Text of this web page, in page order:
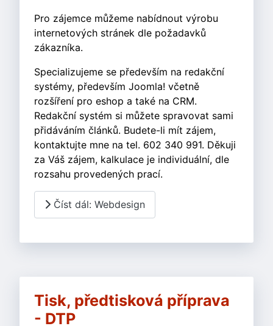
Pro zájemce můžeme nabídnout výrobu
internetových stránek dle požadavků
zákazníka.
Specializujeme se především na redakční
systémy, především Joomla! včetně
rozšíření pro eshop a také na CRM.
Redakční systém si můžete spravovat sami
přidáváním článků. Budete-li mít zájem,
kontaktujte mne na tel. 602 340 991. Děkuji
za Váš zájem, kalkulace je individuální, dle
rozsahu provedených prací.
Číst dál: Webdesign
Tisk, předtisková příprava
- DTP